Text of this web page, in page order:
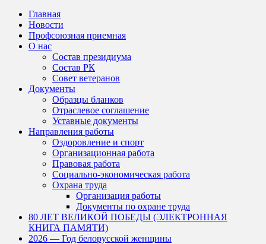
Главная
Новости
Профсоюзная приемная
О нас
Состав президиума
Состав РК
Совет ветеранов
Документы
Образцы бланков
Отраслевое соглашение
Уставные документы
Направления работы
Оздоровление и спорт
Организационная работа
Правовая работа
Социально-экономическая работа
Охрана труда
Организация работы
Документы по охране труда
80 ЛЕТ ВЕЛИКОЙ ПОБЕДЫ (ЭЛЕКТРОННАЯ
КНИГА ПАМЯТИ)
2026 — Год белорусской женщины